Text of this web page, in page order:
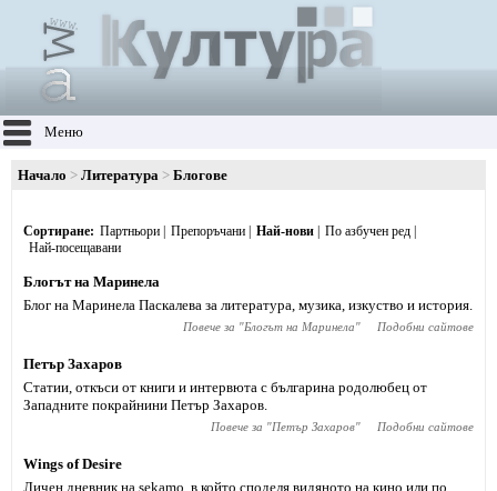
Меню
Начало Литература Блогове
Сортиране Партньори Препоръчани Най-нови
По азбучен ред
Най-посещавани
Блогът на Маринела
Блог на Маринела Паскалева за литература, музика, изкуство и история.
Повече за "Блогът на Маринела" Подобни сайтове
Петър Захаров
Статии, откъси от книги и интервюта с българина родолюбец от
Западните покрайнини Петър Захаров.
Повече за "Петър Захаров" Подобни сайтове
Wings of Desire
Личен дневник на sekamo, в който споделя видяното на кино или по